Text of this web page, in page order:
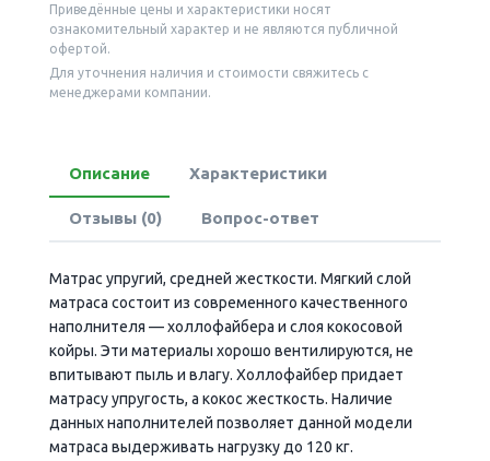
Приведённые цены и характеристики носят
ознакомительный характер и не являются публичной
офертой.
Для уточнения наличия и стоимости свяжитесь с
менеджерами компании.
Описание Характеристики
Отзывы (0) Вопрос-ответ
Матрас упругий, средней жесткости. Мягкий слой
матраса состоит из современного качественного
наполнителя — холлофайбера и слоя кокосовой
койры. Эти материалы хорошо вентилируются, не
впитывают пыль и влагу. Холлофайбер придает
матрасу упругость, а кокос жесткость. Наличие
данных наполнителей позволяет данной модели
матраса выдерживать нагрузку до 120 кг.